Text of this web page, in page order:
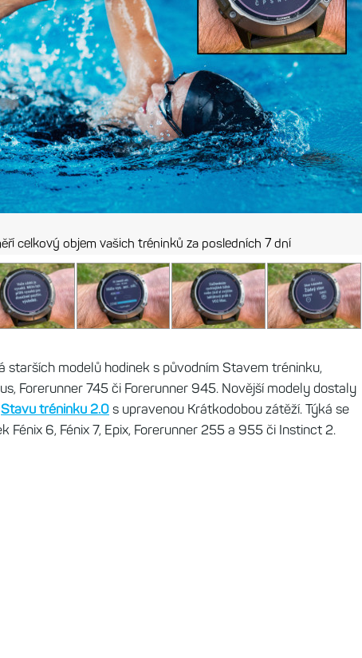
celkový objem vašich tréninků za posledních 7 dní
starších modelů hodinek s původním Stavem tréninku,
Forerunner 745 či Forerunner 945. Novější modely dostaly
Stavu tréninku 2.0 s upravenou Krátkodobou zátěží. Týká se
Fénix 6, Fénix 7, Epix, Forerunner 255 a 955 či Instinct 2.